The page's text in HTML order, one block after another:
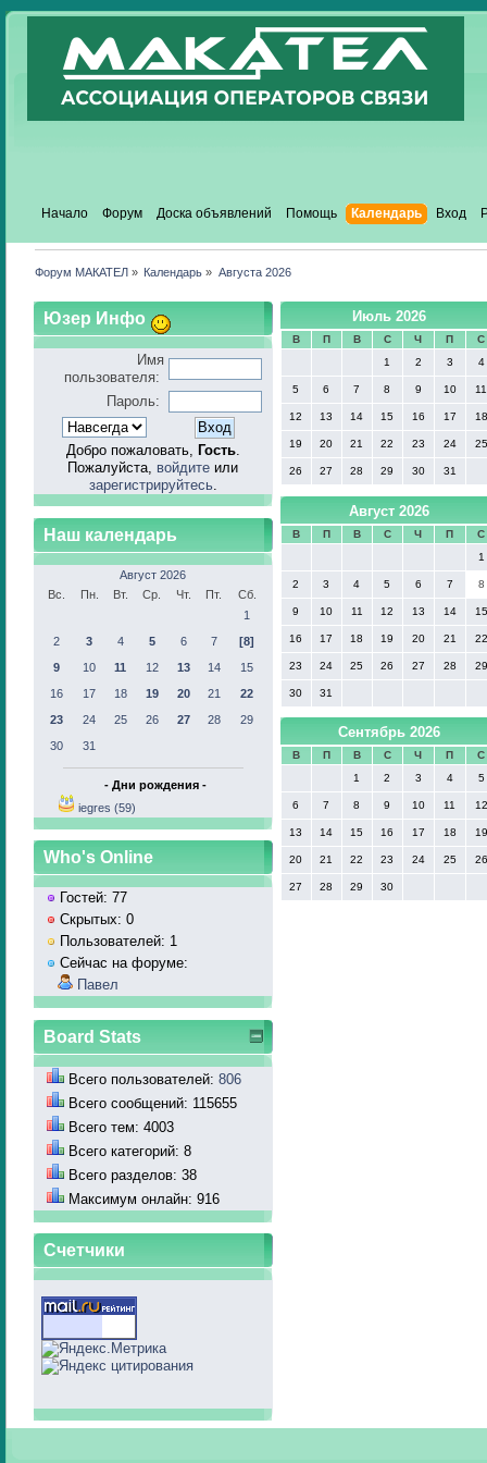
Начало Форум Доска объявлений Помощь Календарь Вход
Форум МАКАТЕЛ » Календарь » Августа 2026
Юзер Инфо
Имя
пользователя:
Пароль:
Добро пожаловать, Гость.
Пожалуйста, войдите или
зарегистрируйтесь.
Наш календарь
Август 2026
Вс.
Пн. Вт. Ср. Чт. Пт.
Сб.
1
2
3 4 5 6 7
[8]
9
10 11 12 13 14
15
16
17 18 19 20 21
22
23
24 25 26 27 28
29
30
31
- Дни рождения -
iegres (59)
Who's Online
Гостей: 77
Скрытых: 0
Пользователей: 1
Сейчас на форуме:
Павел
Board Stats
Всего пользователей: 806
Всего сообщений: 115655
Всего тем: 4003
Всего категорий: 8
Всего разделов: 38
Максимум онлайн: 916
Счетчики
Июль 2026
В П В С Ч П
С
1
2 3 4
5 6 7 8 9 10 11
12 13 14 15 16 17 18
19 20 21 22 23 24 25
26 27 28 29 30 31
Август 2026
В П В С Ч П
С
1
2 3 4 5 6 7 8
9 10 11 12 13 14 15
16 17 18 19 20 21 22
23 24 25 26 27 28 29
30 31
Сентябрь 2026
В П В С Ч П
С
1
2 3 4 5
6 7 8 9 10 11 12
13 14 15 16 17 18 19
20 21 22 23 24 25 26
27 28 29 30